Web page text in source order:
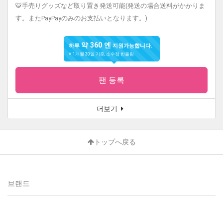
🐯手売りグッズなど取り置き発送可能(発送の場合送料がかかりま
す。またPayPayのみのお支払いとなります。)
하루약 360 엔지원가능합니다.
※ 1개월 30일 기준, 소수점 반올림
팬 등록
더보기
トップへ戻る
브랜드